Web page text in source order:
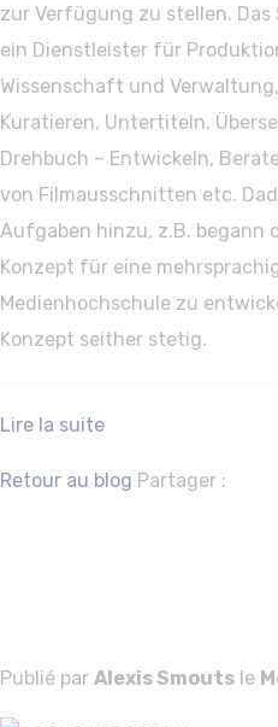
zur Verfügung zu stellen.
ein Dienstleister für
Wissenschaft und
Kuratieren, Untertiteln,
Drehbuch – Entwickeln,
von Filmausschnitten etc.
Aufgaben hinzu, z.B. begann
Konzept für eine
Medienhochschule zu
Konzept seither stetig.
Lire la suite
Retour au blog Partager :
Publié par Alexis Smouts le